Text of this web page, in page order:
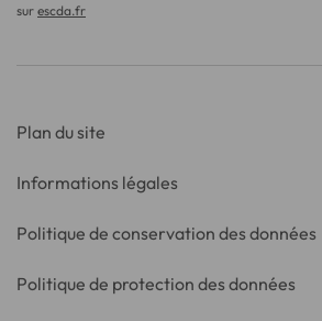
sur escda.fr
Plan du site
Informations légales
Politique de conservation des données
Politique de protection des données